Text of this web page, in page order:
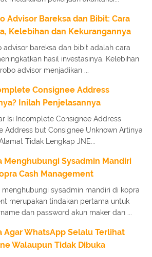
Advisor Bareksa dan Bibit: Cara
Kelebihan dan Kekurangannya
advisor bareksa dan bibit adalah cara
hasil investasinya. Kelebihan
advisor menjadikan ...
Consignee Address
Inilah Penjelasannya
Isi Incomplete Consignee Address
Address but Consignee Unknown Artinya
Tidak Lengkap JNE...
Menghubungi Sysadmin Mandiri
Cash Management
menghubungi sysadmin mandiri di kopra
merupakan tindakan pertama untuk
dan password akun maker dan ...
Agar WhatsApp Selalu Terlihat
Walaupun Tidak Dibuka